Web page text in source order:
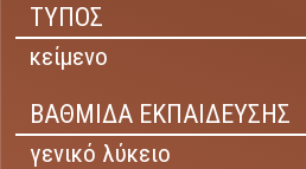
ΤΥΠΟΣ
κείμενο
ΒΑΘΜΙΔΑ ΕΚΠΑΙΔΕΥΣΗΣ
γενικό λύκειο